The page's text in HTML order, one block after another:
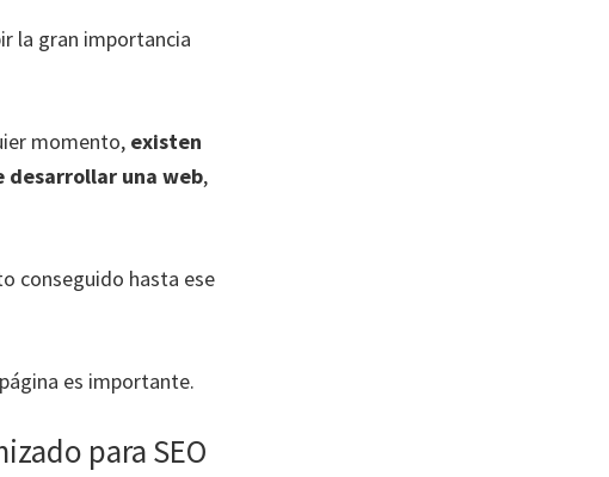
la gran importancia
momento, existen
desarrollar una web,
conseguido hasta ese
es importante.
para SEO